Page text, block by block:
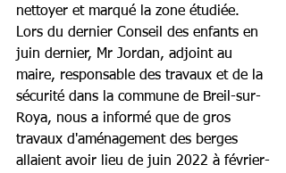
nettoyer et marqué la zone étudiée.
Lors du dernier Conseil des enfants en
juin dernier, Mr Jordan, adjoint au
maire, responsable des travaux et de la
sécurité dans la commune de Breil-sur-
Roya, nous a informé que de gros
travaux d'aménagement des berges
allaient avoir lieu de juin 2022 à février-